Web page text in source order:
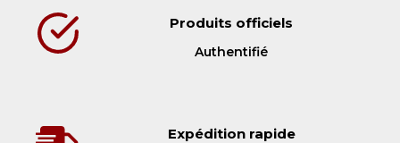
Produits officiels
Authentifié
Expédition rapide